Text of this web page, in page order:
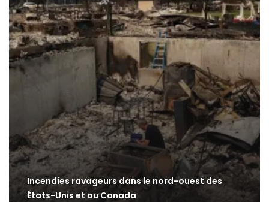
Incendies ravageurs dans le nord-ouest des
États-Unis et au Canada